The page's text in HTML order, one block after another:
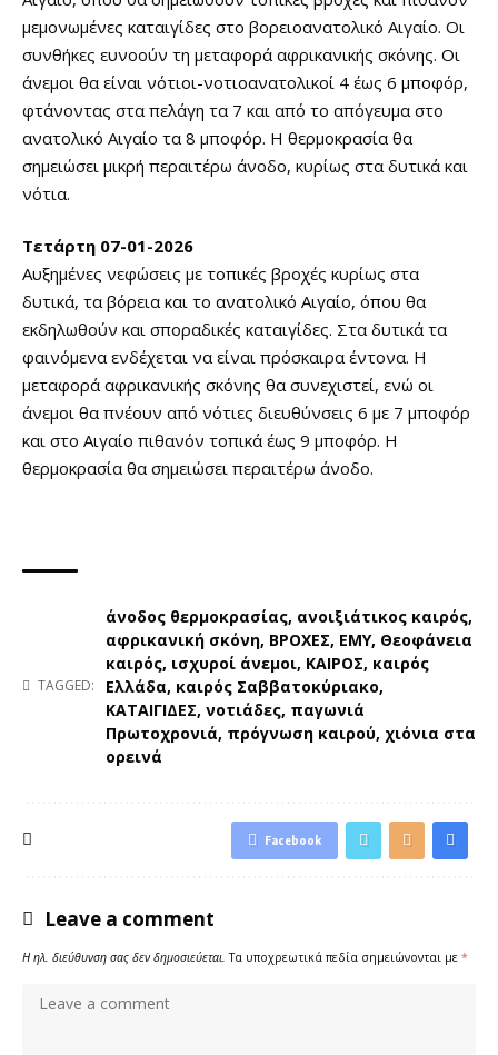
μεμονωμένες καταιγίδες στο βορειοανατολικό Αιγαίο. Οι
συνθήκες ευνοούν τη μεταφορά αφρικανικής σκόνης. Οι
άνεμοι θα είναι νότιοι-νοτιοανατολικοί 4 έως 6 μποφόρ,
φτάνοντας στα πελάγη τα 7 και από το απόγευμα στο
ανατολικό Αιγαίο τα 8 μποφόρ. Η θερμοκρασία θα
σημειώσει μικρή περαιτέρω άνοδο, κυρίως στα δυτικά και
νότια.
Τετάρτη 07-01-2026
Αυξημένες νεφώσεις με τοπικές βροχές κυρίως στα
δυτικά, τα βόρεια και το ανατολικό Αιγαίο, όπου θα
εκδηλωθούν και σποραδικές καταιγίδες. Στα δυτικά τα
φαινόμενα ενδέχεται να είναι πρόσκαιρα έντονα. Η
μεταφορά αφρικανικής σκόνης θα συνεχιστεί, ενώ οι
άνεμοι θα πνέουν από νότιες διευθύνσεις 6 με 7 μποφόρ
και στο Αιγαίο πιθανόν τοπικά έως 9 μποφόρ. Η
θερμοκρασία θα σημειώσει περαιτέρω άνοδο.
TAGGED:
άνοδος θερμοκρασίας, ανοιξιάτικος καιρός,
αφρικανική σκόνη, ΒΡΟΧΕΣ, ΕΜΥ, Θεοφάνεια
καιρός, ισχυροί άνεμοι, ΚΑΙΡΟΣ, καιρός
Ελλάδα, καιρός Σαββατοκύριακο,
ΚΑΤΑΙΓΙΔΕΣ, νοτιάδες, παγωνιά
Πρωτοχρονιά, πρόγνωση καιρού, χιόνια στα
ορεινά
Facebook
Leave a comment
Η ηλ. διεύθυνση σας δεν δημοσιεύεται. Τα υποχρεωτικά πεδία σημειώνονται με *